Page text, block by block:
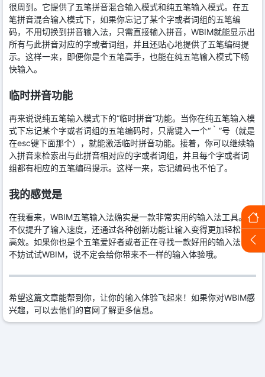
很周到。它提供了五笔拼音混合输入模式和纯五笔输入模式。在五
笔拼音混合输入模式下，如果你忘记了某个字或者词组的五笔编
码，不用切换到拼音输入法，只需直接输入拼音，WBIM就能显示出
所有与此拼音对应的字或者词组，并且还贴心地提供了五笔编码提
示。这样一来，即便你是个五笔高手，也能在纯五笔输入模式下畅
快输入。
临时拼音功能
再来说说纯五笔输入模式下的“临时拼音”功能。当你在纯五笔输入模
式下忘记某个字或者词组的五笔编码时，只需键入一个“｀”号（就是
在esc键下面那个），就能激活临时拼音功能。接着，你可以继续输
入拼音来检索出与此拼音相对应的字或者词组，并且每个字或者词
组都有相应的五笔编码提示。这样一来，忘记编码也不怕了。
我的感觉是
在我看来，WBIM五笔输入法确实是一款非常实用的输入法工具。它
不仅提升了输入速度，还通过各种创新功能让输入变得更加轻松和
高效。如果你也是个五笔爱好者或者正在寻找一款好用的输入法，
不妨试试WBIM，说不定会给你带来不一样的输入体验哦。
希望这篇文章能帮到你，让你的输入体验飞起来！如果你对WBIM感
兴趣，可以去他们的官网了解更多信息。